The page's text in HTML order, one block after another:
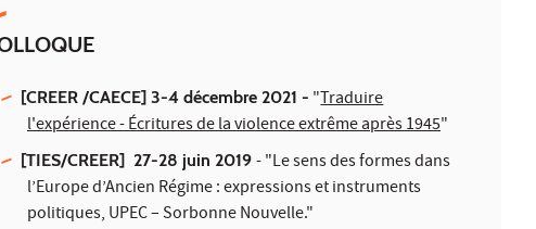
[CREER /CAECE] 3-4 décembre 2021 - "Traduire
l'expérience - Écritures de la violence extrême après 1945"
[TIES/CREER] 27-28 juin 2019- "Le sens des formes dans
l’Europe d’Ancien Régime : expressions et instruments
politiques, UPEC – Sorbonne Nouvelle."